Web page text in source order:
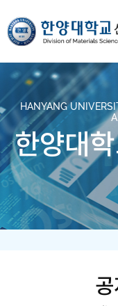
HANYANG
한양대